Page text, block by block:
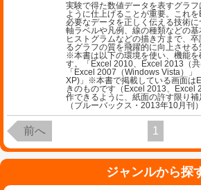
実験で得た数値データを表すグラ
ように仕上げることが重要。これ
必要なデータを正しく伝える技術に
軸ラベルや凡例、線の種類などの
ヒストグラムなどの描き方まで、
るグラフの質を飛躍的に向上させる
※本書は以下の環境を使い、機能を
す。「Excel 2010、Excel 2013（共
「Excel 2007（Windows Vista）
XP)」※本書で掲載している画面は
きのものです（Excel 2013、Excel
作できるように、紙面の許す限り
（ブルーバックス・2013年10月刊）
前へ 1
ジャンルから探